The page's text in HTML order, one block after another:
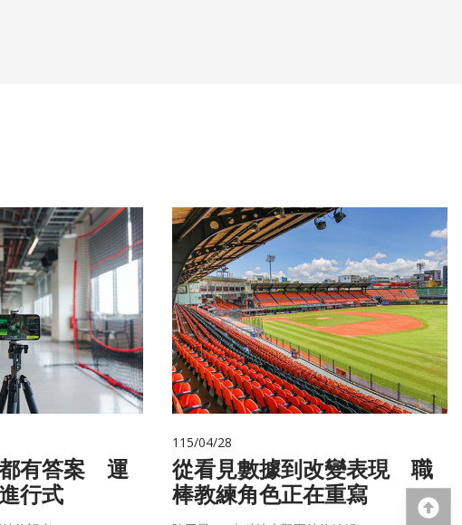
有答案 運
行式
115/04/28
從看見數據到改變表現 職
棒教練角色正在重寫
回